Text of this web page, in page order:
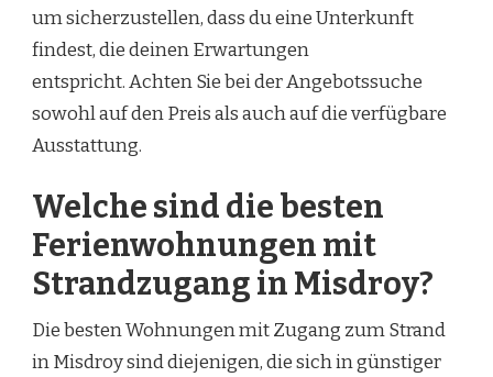
um sicherzustellen, dass du eine Unterkunft
findest, die deinen Erwartungen
entspricht. Achten Sie bei der Angebotssuche
sowohl auf den Preis als auch auf die verfügbare
Ausstattung.
Welche sind die besten
Ferienwohnungen mit
Strandzugang in Misdroy?
Die besten Wohnungen mit Zugang zum Strand
in Misdroy sind diejenigen, die sich in günstiger